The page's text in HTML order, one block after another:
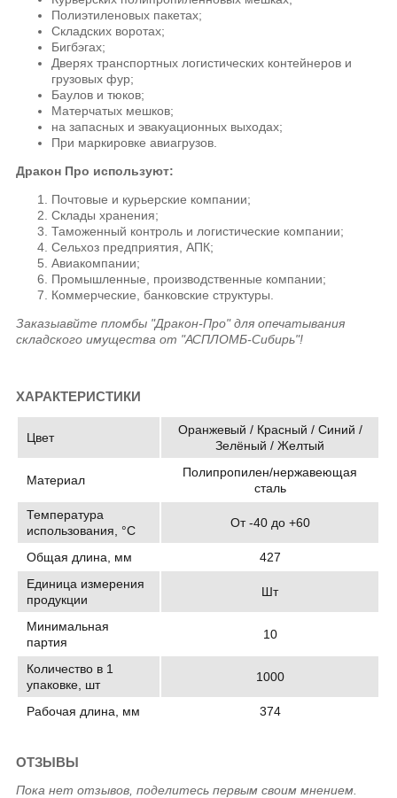
Полиэтиленовых пакетах;
Складских воротах;
Бигбэгах;
Дверях транспортных логистических контейнеров и
грузовых фур;
Баулов и тюков;
Матерчатых мешков;
на запасных и эвакуационных выходах;
При маркировке авиагрузов.
Дракон Про используют:
Почтовые и курьерские компании;
Склады хранения;
Таможенный контроль и логистические компании;
Сельхоз предприятия, АПК;
Авиакомпании;
Промышленные, производственные компании;
Коммерческие, банковские структуры.
Заказыавйте пломбы "Дракон-Про" для опечатывания
складского имущества от "АСПЛОМБ-Сибирь"!
ХАРАКТЕРИСТИКИ
Цвет
Оранжевый / Красный / Синий /
Зелёный / Желтый
Материал
Полипропилен/нержавеющая
сталь
Температура
использования, °C
От -40 до +60
Общая длина, мм
427
Единица измерения
продукции
Шт
Минимальная
партия
10
Количество в 1
упаковке, шт
1000
Рабочая длина, мм 374
ОТЗЫВЫ
Пока нет отзывов, поделитесь первым своим мнением.